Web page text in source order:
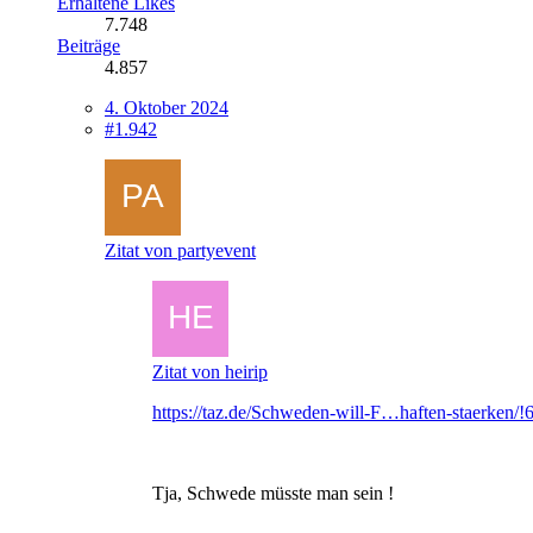
7.748
Beiträge
4.857
4. Oktober 2024
#1.942
Zitat von partyevent
Zitat von heirip
https://taz.de/Schweden-will-F…haften-staerken/
Tja, Schwede müsste man sein !